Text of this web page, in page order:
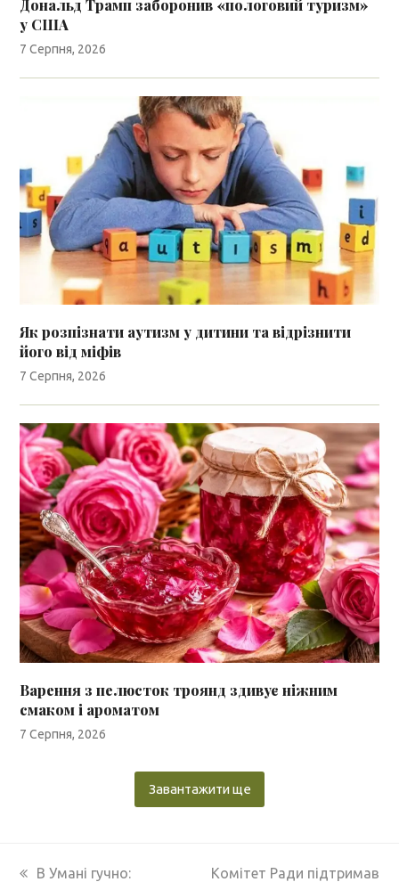
Дональд Трамп заборонив «пологовий туризм»
у США
7 Серпня, 2026
Як розпізнати аутизм у дитини та відрізнити
його від міфів
7 Серпня, 2026
Варення з пелюсток троянд здивує ніжним
смаком і ароматом
7 Серпня, 2026
Завантажити ще
previous
В Умані гучно:
next
Комітет Ради підтримав